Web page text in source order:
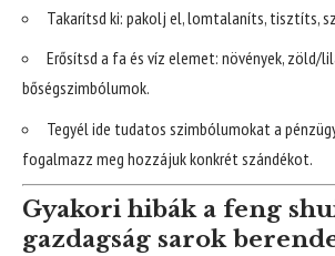
Takarítsd ki: pakolj el, lomtalaníts, tisztíts,
Erősítsd a fa és víz elemet: növények, zöld/
bőségszimbólumok.
Tegyél ide tudatos szimbólumokat a
fogalmazz meg hozzájuk konkrét szándékot.
Gyakori hibák a feng
gazdagság sarok